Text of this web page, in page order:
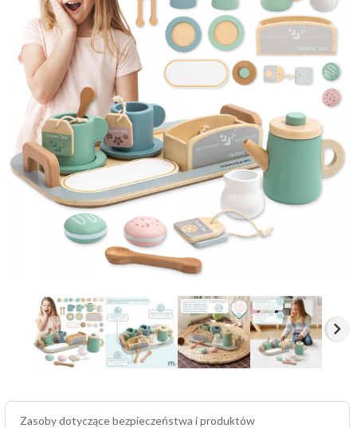
Zasoby dotyczące bezpieczeństwa i produktów